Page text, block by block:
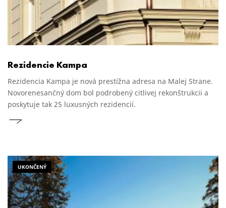
Rezidencie Kampa
Rezidencia Kampa je nová prestížna adresa na Malej Strane.
Novorenesančný dom bol podrobený citlivej rekonštrukcii a
poskytuje tak 25 luxusných rezidencií.
UKONČENÝ